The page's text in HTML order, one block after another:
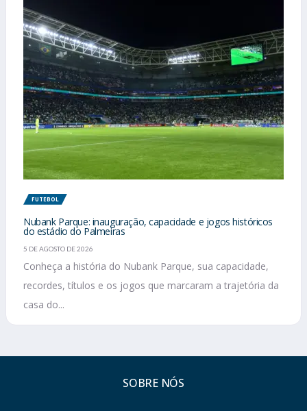
FUTEBOL
Nubank Parque: inauguração, capacidade e jogos históricos
do estádio do Palmeiras
5 DE AGOSTO DE 2026
Conheça a história do Nubank Parque, sua capacidade,
recordes, títulos e os jogos que marcaram a trajetória da
casa do...
SOBRE NÓS